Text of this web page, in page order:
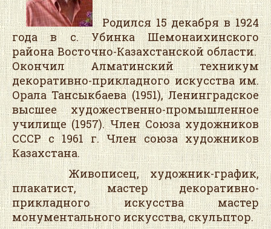
Родился 15 декабря в 1924
года в с. Убинка Шемонаихинского
района Восточно-Казахстанской области.
Окончил Алматинский техникум
декоративно-прикладного искусства им.
Орала Тансыкбаева (1951), Ленинградское
высшее художественно-промышленное
училище (1957). Член Союза художников
СССР с 1961 г. Член союза художников
Казахстана.
Живописец, художник-график,
плакатист, мастер декоративно-
прикладного искусства мастер
монументального искусства, скульптор.